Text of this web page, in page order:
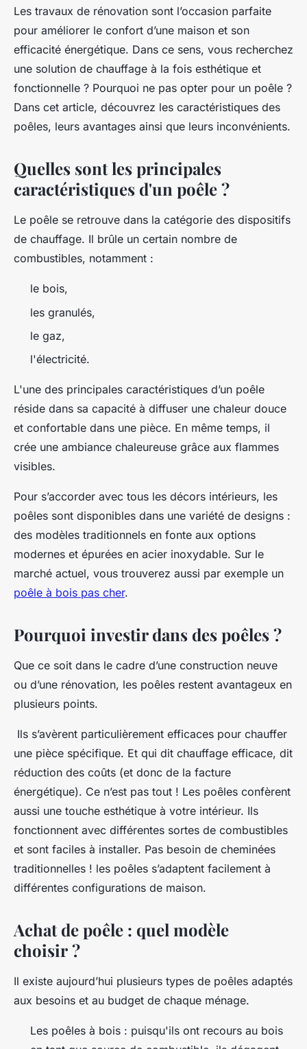
Améliorer l'efficacité
énergétique de votre maison :
Et si vous optiez pour le poêle
à bois ?
franck •17 septembre 2023 • 2 min de lecture
Les travaux de rénovation sont l’occasion parfaite
pour améliorer le confort d’une maison et son
efficacité énergétique. Dans ce sens, vous recherchez
une solution de chauffage à la fois esthétique et
fonctionnelle ? Pourquoi ne pas opter pour un poêle ?
Dans cet article, découvrez les caractéristiques des
poêles, leurs avantages ainsi que leurs inconvénients.
Quelles sont les principales
caractéristiques d'un poêle ?
Le poêle se retrouve dans la catégorie des dispositifs
de chauffage. Il brûle un certain nombre de
combustibles, notamment :
le bois,
les granulés,
le gaz,
l'électricité.
L'une des principales caractéristiques d’un poêle
réside dans sa capacité à diffuser une chaleur douce
et confortable dans une pièce. En même temps, il
crée une ambiance chaleureuse grâce aux flammes
visibles.
Pour s’accorder avec tous les décors intérieurs, les
poêles sont disponibles dans une variété de designs :
des modèles traditionnels en fonte aux options
modernes et épurées en acier inoxydable. Sur le
marché actuel, vous trouverez aussi par exemple un
poêle à bois pas cher.
Pourquoi investir dans des poêles ?
Que ce soit dans le cadre d’une construction neuve
ou d’une rénovation, les poêles restent avantageux en
plusieurs points.
Ils s’avèrent particulièrement efficaces pour chauffer
une pièce spécifique. Et qui dit chauffage efficace, dit
réduction des coûts (et donc de la facture
énergétique). Ce n’est pas tout ! Les poêles confèrent
aussi une touche esthétique à votre intérieur. Ils
fonctionnent avec différentes sortes de combustibles
et sont faciles à installer. Pas besoin de cheminées
traditionnelles ! les poêles s’adaptent facilement à
différentes configurations de maison.
Achat de poêle : quel modèle
choisir ?
Il existe aujourd’hui plusieurs types de poêles adaptés
aux besoins et au budget de chaque ménage.
Les poêles à bois : puisqu'ils ont recours au bois